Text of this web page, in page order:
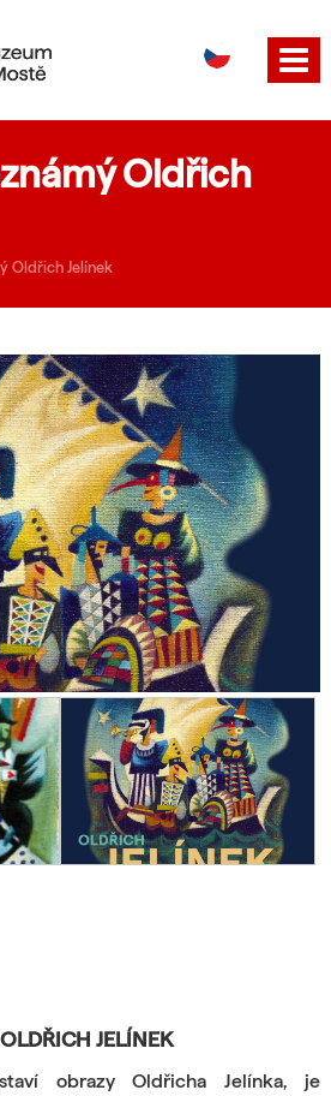
EN
Oldřich
Oldřich Jelínek
JELÍNEK
obrazy Oldřicha Jelínka, je